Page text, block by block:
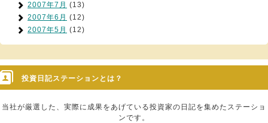
2007年7月 (13)
2007年6月 (12)
2007年5月 (12)
投資日記ステーションとは？
当社が厳選した、実際に成果をあげている投資家の日記を集めたステーショ
ンです。